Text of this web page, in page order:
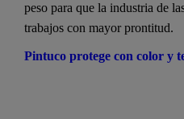
peso para que la industria de
trabajos con mayor prontitud.
Pintuco protege con color y